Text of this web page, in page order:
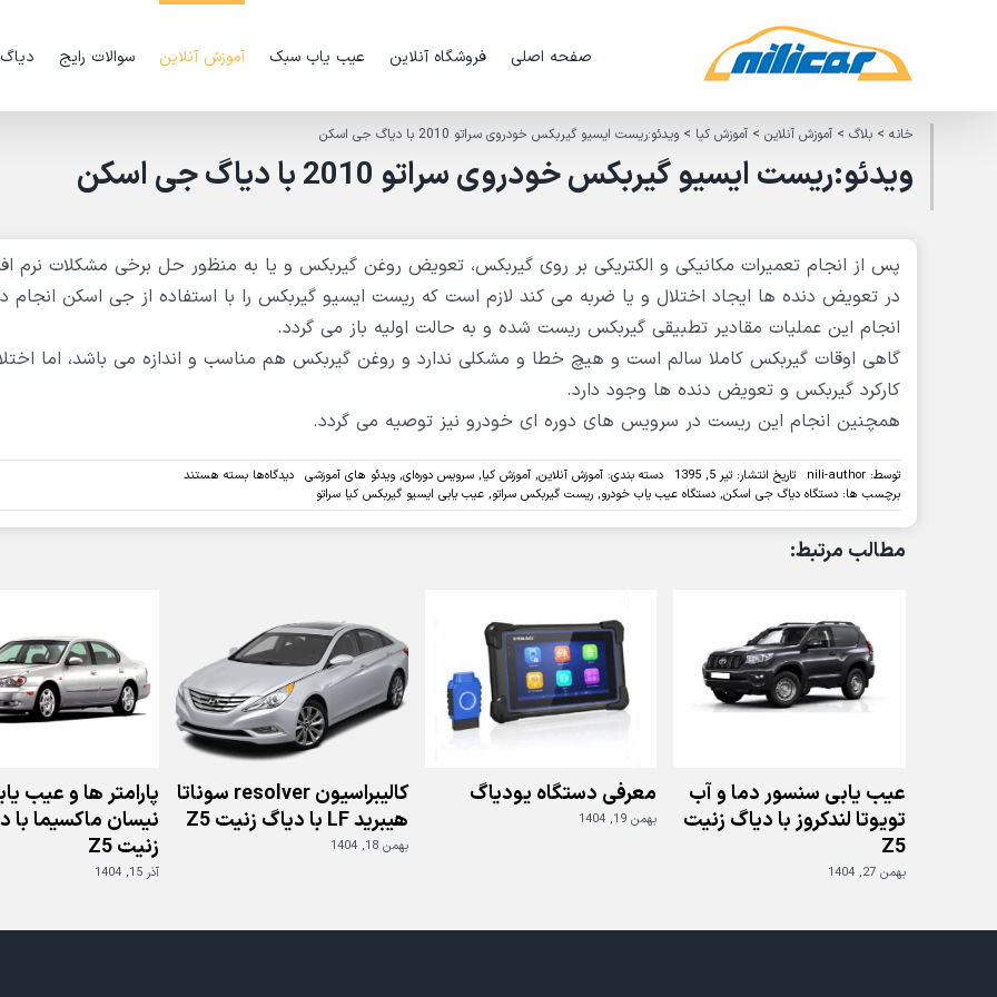
صفحه اصلی فروشگاه آنلاین عیب یاب سبک آموزش آنلاین سوالات رایج
خانه> بلاگ> آموزش آنلاین> آموزش کیا > ویدئو:ریست ایسیو گیربکس خودروی سراتو 2010 با دیاگ جی اسکن
ویدئو:ریست ایسیو گیربکس خودروی سراتو 2010 با دیاگ جی اسکن
پس از انجام تعمیرات مکانیکی و الکتریکی بر روی گیربکس، تعویض روغن گیربکس و یا به منظور حل برخی مشکلات نرم
در تعویض دنده ها ایجاد اختلال و یا ضربه می کند لازم است که ریست ایسیو گیربکس را با استفاده از جی اسکن انجام
انجام این عملیات مقادیر تطبیقی گیربکس ریست شده و به حالت اولیه باز می گردد.
گاهی اوقات گیربکس کاملا سالم است و هیچ خطا و مشکلی ندارد و روغن گیربکس هم مناسب و اندازه می باشد، اما
کارکرد گیربکس و تعویض دنده ها وجود دارد.
همچنین انجام این ریست در سرویس های دوره ای خودرو نیز توصیه می گردد.
توسط: nili-author تاریخ انتشار: تیر 5, 1395 دسته بندی: آموزش آنلاین, آموزش کیا, سرویس دوره‌ای, ویدئو های آموزشی دیدگاه‌ها برای
ایسیو
گیربکس
جی
اسکن
بسته هستند
برچسب ها: دستگاه دیاگ جی اسکن, دستگاه عیب یاب خودرو, ریست گیربکس سراتو, عیب یابی ایسیو گیربکس کیا سراتو
مطالب مرتبط:
عیب یابی سنسور دما و آب
تویوتا لندکروز با دیاگ زنیت
Z5
بهمن 27, 1404
معرفی دستگاه یودیاگ
بهمن 19, 1404
کالیبراسیون resolver سوناتا
هیبرید LF با دیاگ زنیت Z5
بهمن 18, 1404
پارامتر ها و عیب
نیسان ماکسیما با
زنیت Z5
آذر 15, 1404